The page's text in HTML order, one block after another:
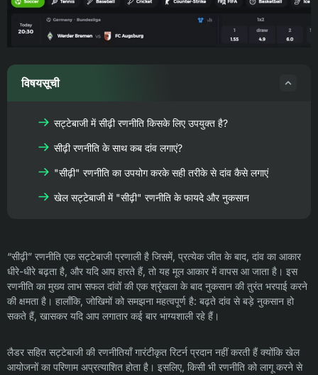
विषयसूची
सट्टेबाजी में सीढ़ी रणनीति किसके लिए उपयुक्त है?
सीढ़ी रणनीति के साथ कब दांव लगाएं?
"सीढ़ी" रणनीति का उपयोग करके सही तरीके से दांव कैसे लगाएं
खेल सट्टेबाजी में "सीढ़ी" रणनीति के फायदे और नुकसान
“सीढ़ी” रणनीति एक सट्टेबाजी प्रणाली है जिसमें, प्रत्येक जीत के बाद, दांव का आकार
धीरे-धीरे बढ़ता है, और यदि आप हारते हैं, तो यह मूल आकार में वापस आ जाता है। इस
रणनीति का मुख्य लाभ सफल दांवों की एक श्रृंखला के बाद नुकसान की तुरंत भरपाई करने
की क्षमता है। हालाँकि, जोखिमों को समझना महत्वपूर्ण है: बढ़ते दांव से बड़े नुकसान हो
सकते हैं, खासकर यदि आप लगातार कई बार भाग्यशाली रहे हैं।
लैडर सहित सट्टेबाजी की रणनीतियाँ गारंटीकृत रिटर्न प्रदान नहीं करती हैं क्योंकि खेल
आयोजनों का परिणाम अप्रत्याशित होता है। इसलिए, किसी भी रणनीति को लागू करने से